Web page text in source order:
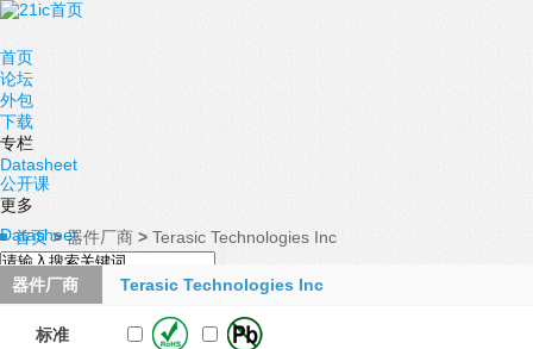
首页
论坛
外包
下载
专栏
Datasheet
公开课
更多
Datasheet
首页 >器件厂商 > Terasic Technologies Inc
器件厂商 Terasic Technologies Inc
标准